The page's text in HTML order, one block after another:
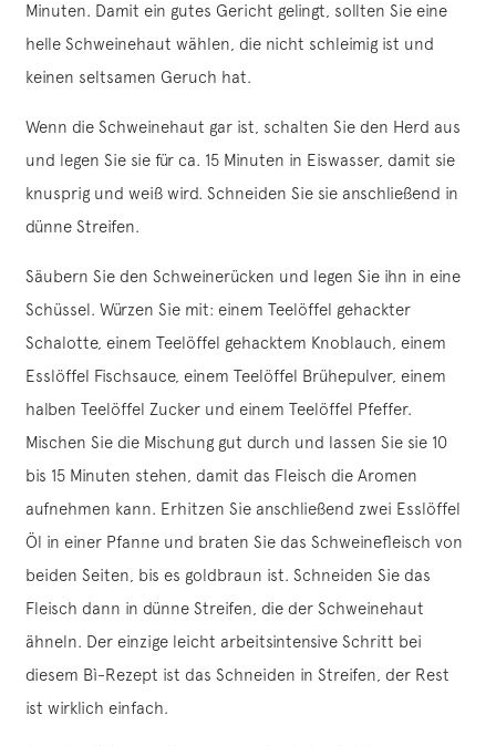
Minuten. Damit ein gutes Gericht gelingt, sollten Sie eine
helle Schweinehaut wählen, die nicht schleimig ist und
keinen seltsamen Geruch hat.
Wenn die Schweinehaut gar ist, schalten Sie den Herd aus
und legen Sie sie für ca. 15 Minuten in Eiswasser, damit sie
knusprig und weiß wird. Schneiden Sie sie anschließend in
dünne Streifen.
Säubern Sie den Schweinerücken und legen Sie ihn in eine
Schüssel. Würzen Sie mit: einem Teelöffel gehackter
Schalotte, einem Teelöffel gehacktem Knoblauch, einem
Esslöffel Fischsauce, einem Teelöffel Brühepulver, einem
halben Teelöffel Zucker und einem Teelöffel Pfeffer.
Mischen Sie die Mischung gut durch und lassen Sie sie 10
bis 15 Minuten stehen, damit das Fleisch die Aromen
aufnehmen kann. Erhitzen Sie anschließend zwei Esslöffel
Öl in einer Pfanne und braten Sie das Schweinefleisch von
beiden Seiten, bis es goldbraun ist. Schneiden Sie das
Fleisch dann in dünne Streifen, die der Schweinehaut
ähneln. Der einzige leicht arbeitsintensive Schritt bei
diesem Bì-Rezept ist das Schneiden in Streifen, der Rest
ist wirklich einfach.